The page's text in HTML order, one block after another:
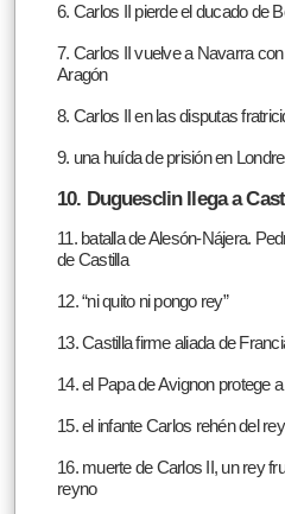
6. Carlos II pierde el ducado de
7. Carlos II vuelve a Navarra
Aragón
8. Carlos II en las disputas
9. una huída de prisión en
10. Duguesclin llega a
11. batalla de Alesón-Nájera.
de Castilla
12. “ni quito ni pongo rey”
13. Castilla firme aliada de
14. el Papa de Avignon protege
15. el infante Carlos rehén del
16. muerte de Carlos II, un rey
reyno